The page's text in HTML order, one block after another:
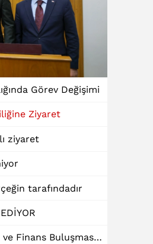
Görev Değişimi
Ziyaret
ziyaret
tarafındadır
Karakaya’dan Reel Sektör ve Finans Buluşmasında "Dinamik Kredi" Talebi